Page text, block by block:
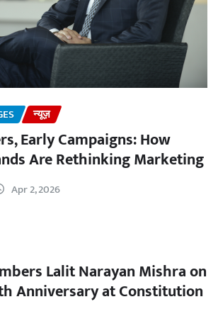
न्यूज़
Early Campaigns: How
Are Rethinking Marketing
Apr 2, 2026
Lalit Narayan Mishra on
Anniversary at Constitution